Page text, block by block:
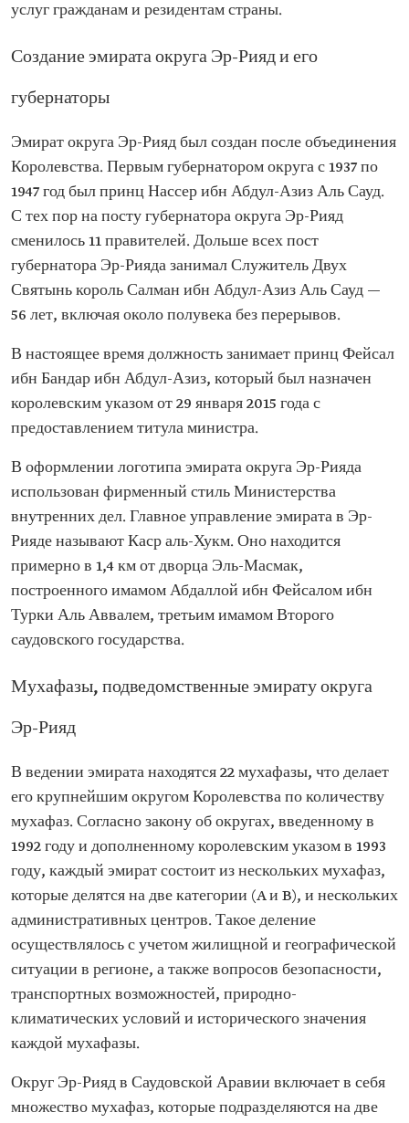
услуг гражданам и резидентам страны.
Создание эмирата округа Эр-Рияд и его
губернаторы
Эмират округа Эр-Рияд был создан после объединения
Королевства. Первым губернатором округа с 1937 по
1947 год был принц Нассер ибн Абдул-Азиз Аль Сауд.
С тех пор на посту губернатора округа Эр-Рияд
сменилось 11 правителей. Дольше всех пост
губернатора Эр-Рияда занимал Служитель Двух
Святынь король Салман ибн Абдул-Азиз Аль Сауд —
56 лет, включая около полувека без перерывов.
В настоящее время должность занимает принц Фейсал
ибн Бандар ибн Абдул-Азиз, который был назначен
королевским указом от 29 января 2015 года с
предоставлением титула министра.
В оформлении логотипа эмирата округа Эр-Рияда
использован фирменный стиль Министерства
внутренних дел. Главное управление эмирата в Эр-
Рияде называют Каср аль-Хукм. Оно находится
примерно в 1,4 км от дворца Эль-Масмак,
построенного имамом Абдаллой ибн Фейсалом ибн
Турки Аль Аввалем, третьим имамом Второго
саудовского государства.
Мухафазы, подведомственные эмирату округа
Эр-Рияд
В ведении эмирата находятся 22 мухафазы, что делает
его крупнейшим округом Королевства по количеству
мухафаз. Согласно закону об округах, введенному в
1992 году и дополненному королевским указом в 1993
году, каждый эмират состоит из нескольких мухафаз,
которые делятся на две категории (A и B), и нескольких
административных центров. Такое деление
осуществлялось с учетом жилищной и географической
ситуации в регионе, а также вопросов безопасности,
транспортных возможностей, природно-
климатических условий и исторического значения
каждой мухафазы.
Округ Эр-Рияд в Саудовской Аравии включает в себя
множество мухафаз, которые подразделяются на две